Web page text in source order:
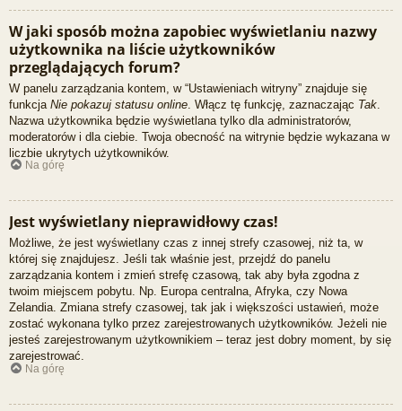
W jaki sposób można zapobiec wyświetlaniu nazwy
użytkownika na liście użytkowników
przeglądających forum?
W panelu zarządzania kontem, w “Ustawieniach witryny” znajduje się
funkcja Nie pokazuj statusu online . Włącz tę funkcję, zaznaczając Tak
Nazwa użytkownika będzie wyświetlana tylko dla administratorów,
moderatorów i dla ciebie. Twoja obecność na witrynie będzie wykazana w
liczbie ukrytych użytkowników.
Na górę
Jest wyświetlany nieprawidłowy czas!
Możliwe, że jest wyświetlany czas z innej strefy czasowej, niż ta, w
której się znajdujesz. Jeśli tak właśnie jest, przejdź do panelu
zarządzania kontem i zmień strefę czasową, tak aby była zgodna z
twoim miejscem pobytu. Np. Europa centralna, Afryka, czy Nowa
Zelandia. Zmiana strefy czasowej, tak jak i większości ustawień, może
zostać wykonana tylko przez zarejestrowanych użytkowników. Jeżeli nie
jesteś zarejestrowanym użytkownikiem – teraz jest dobry moment, by się
zarejestrować.
Na górę